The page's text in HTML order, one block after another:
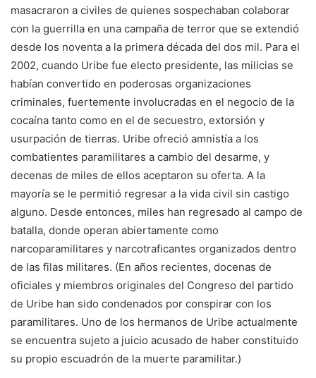
masacraron a civiles de quienes sospechaban colaborar
con la guerrilla en una campaña de terror que se extendió
desde los noventa a la primera década del dos mil. Para el
2002, cuando Uribe fue electo presidente, las milicias se
habían convertido en poderosas organizaciones
criminales, fuertemente involucradas en el negocio de la
cocaína tanto como en el de secuestro, extorsión y
usurpación de tierras. Uribe ofreció amnistía a los
combatientes paramilitares a cambio del desarme, y
decenas de miles de ellos aceptaron su oferta. A la
mayoría se le permitió regresar a la vida civil sin castigo
alguno. Desde entonces, miles han regresado al campo de
batalla, donde operan abiertamente como
narcoparamilitares y narcotraficantes organizados dentro
de las filas militares. (En años recientes, docenas de
oficiales y miembros originales del Congreso del partido
de Uribe han sido condenados por conspirar con los
paramilitares. Uno de los hermanos de Uribe actualmente
se encuentra sujeto a juicio acusado de haber constituido
su propio escuadrón de la muerte paramilitar.)